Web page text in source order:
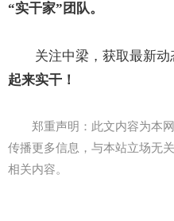
“实干家”团队。
关注中梁，获取最新动
起来实干！
郑重声明：此文内容为本
传播更多信息，与本站立场无
相关内容。